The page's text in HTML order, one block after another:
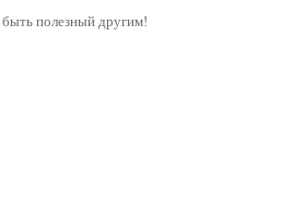
полезный другим!